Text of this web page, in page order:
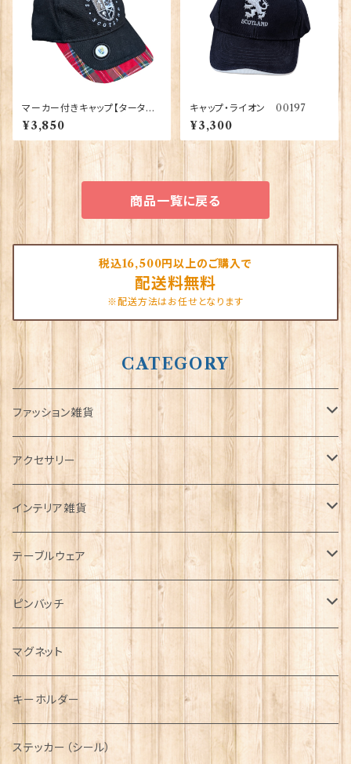
マーカー付きキャップ【タータン】
00198
¥3,850
キャップ・ライオン 00197
¥3,300
商品一覧に戻る
税込16,500円以上のご購入で
配送料無料
※配送方法はお任せとなります
CATEGORY
ファッション雑貨
タータンネクタイ
帽子
キャップ
ハンチング帽
キャスケット
ディアストーカー
ニット帽
Tシャツ
マフラー
タータン【Bronte by Moon】
タータン【Glencroft】
ボタンラップマフラー【Aran Traditions】
サッシュ
スカーフ
ファッションマスク
アクセサリー
ORTAK
ブローチ
ペンダント
チャーム
その他のアクセサリー
インテリア雑貨
インテリア置物
ラブスプーン
ラブスプーン【SION LLEWELLYN】
ラブスプーン【PAUL CURTIS】
ファブリック
テーブルウェア
ティータオル
ペーパーナプキン
ティーコジー
その他テーブルウェア
ピンバッチ
ジェネラルデザイン
乗り物
動物＆植物
ミリタリー
NAVY
ピューター
マグネット
キーホルダー
ステッカー（シール）